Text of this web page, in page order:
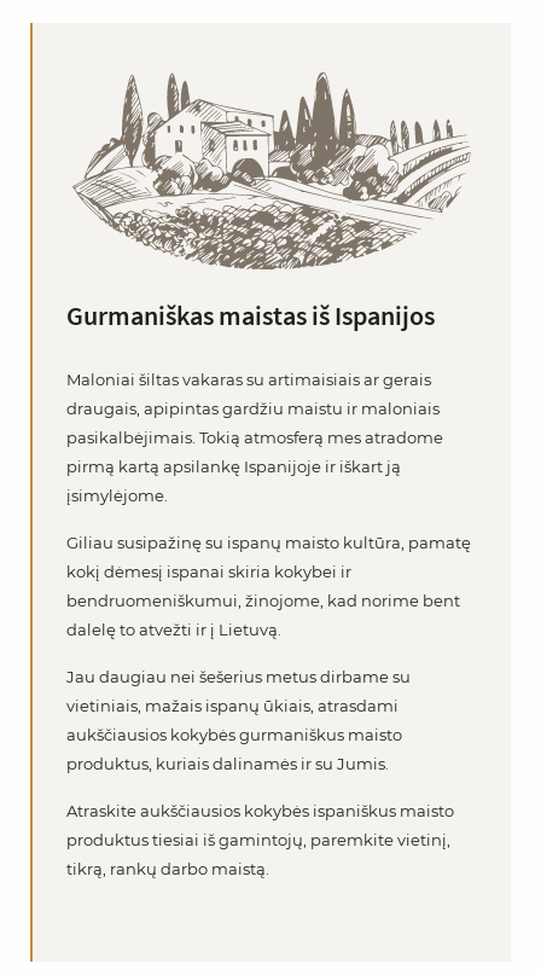
Gurmaniškas maistas iš Ispanijos
Maloniai šiltas vakaras su artimaisiais ar gerais
draugais, apipintas gardžiu maistu ir maloniais
pasikalbėjimais. Tokią atmosferą mes atradome
pirmą kartą apsilankę Ispanijoje ir iškart ją
įsimylėjome.
Giliau susipažinę su ispanų maisto kultūra, pamatę
kokį dėmesį ispanai skiria kokybei ir
bendruomeniškumui, žinojome, kad norime bent
dalelę to atvežti ir į Lietuvą.
Jau daugiau nei šešerius metus dirbame su
vietiniais, mažais ispanų ūkiais, atrasdami
aukščiausios kokybės gurmaniškus maisto
produktus, kuriais dalinamės ir su Jumis.
Atraskite aukščiausios kokybės ispaniškus maisto
produktus tiesiai iš gamintojų, paremkite vietinį,
tikrą, rankų darbo maistą.